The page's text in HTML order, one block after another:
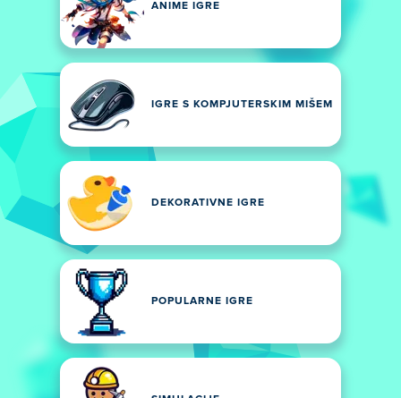
ANIME IGRE
IGRE S KOMPJUTERSKIM MIŠEM
DEKORATIVNE IGRE
POPULARNE IGRE